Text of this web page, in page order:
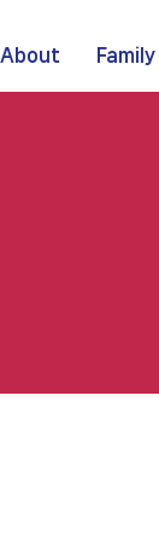
About Family